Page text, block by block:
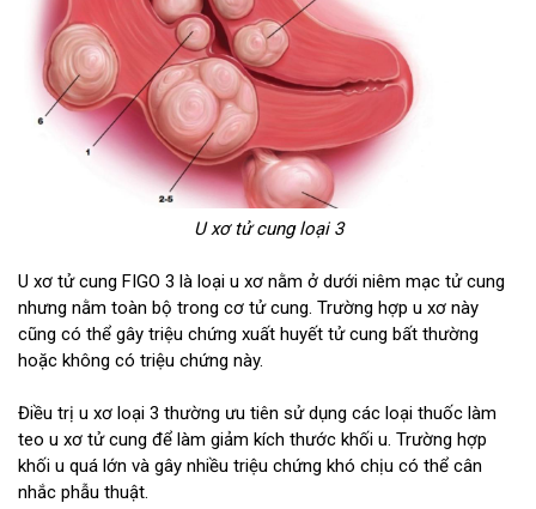
U xơ tử cung loại 3
U xơ tử cung FIGO 3 là loại u xơ nằm ở dưới niêm mạc tử cung
nhưng nằm toàn bộ trong cơ tử cung. Trường hợp u xơ này
cũng có thể gây triệu chứng xuất huyết tử cung bất thường
hoặc không có triệu chứng này.
Điều trị u xơ loại 3 thường ưu tiên sử dụng các loại thuốc làm
teo u xơ tử cung để làm giảm kích thước khối u. Trường hợp
khối u quá lớn và gây nhiều triệu chứng khó chịu có thể cân
nhắc phẫu thuật.